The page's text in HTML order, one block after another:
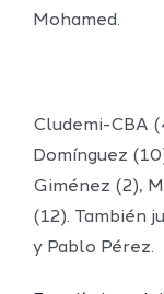
Mohamed.
Cludemi-CBA
Domínguez
Giménez (2),
(12). También
y Pablo Pérez.